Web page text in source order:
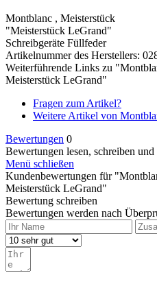
Montblanc , Meisterstück
"Meisterstück LeGrand"
Schreibgeräte Füllfeder
Artikelnummer des Herstellers:
Weiterführende Links zu
Meisterstück LeGrand"
Fragen zum Artikel?
Weitere Artikel von
Bewertungen 0
Bewertungen lesen, schreiben
Menü schließen
Kundenbewertungen für
Meisterstück LeGrand"
Bewertung schreiben
Bewertungen werden nach